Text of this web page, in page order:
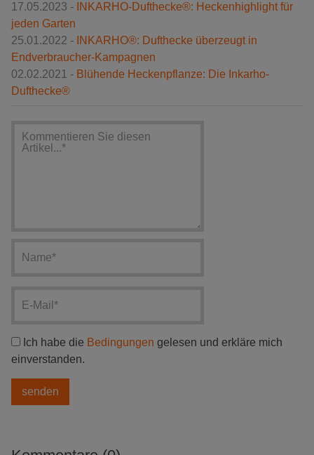
17.05.2023 - INKARHO-Dufthecke®: Heckenhighlight für
jeden Garten
25.01.2022 - INKARHO®: Dufthecke überzeugt in
Endverbraucher-Kampagnen
02.02.2021 - Blühende Heckenpflanze: Die Inkarho-
Dufthecke®
Ich habe die Bedingungen gelesen und erkläre mich
einverstanden.